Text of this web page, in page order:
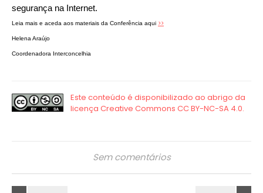
segurança na Internet.
Leia mais e aceda aos materiais da Conferência aqui >>
Helena Araújo
Coordenadora Interconcelhia
Sem comentários